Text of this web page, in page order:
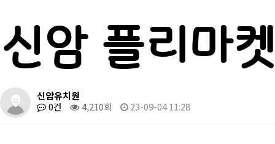
신암 플리마
신암유치원
0건
4,210회 23-09-04 11:28
본문